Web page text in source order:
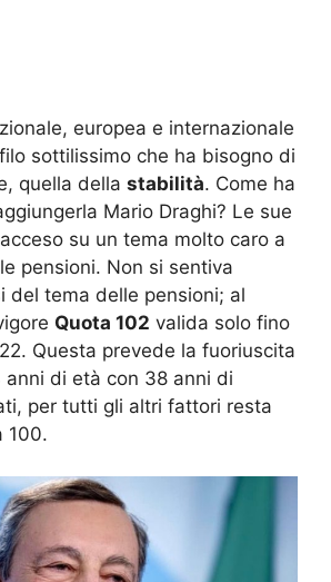
europea e internazionale
sottilissimo che ha bisogno di
quella della stabilità. Come ha
Mario Draghi? Le sue
su un tema molto caro a
pensioni. Non si sentiva
del tema delle pensioni; al
Quota 102 valida solo fino
Questa prevede la fuoriuscita
di età con 38 anni di
per tutti gli altri fattori resta
100.